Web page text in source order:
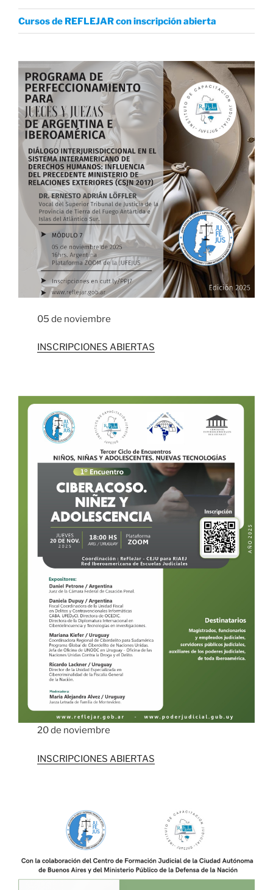
Cursos de REFLEJAR con inscripción abierta
05 de noviembre
INSCRIPCIONES ABIERTAS
20 de noviembre
INSCRIPCIONES ABIERTAS